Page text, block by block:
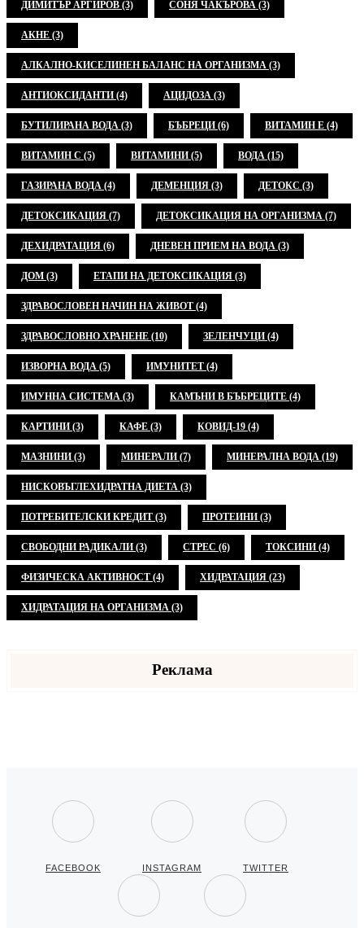
ДИМИТЪР АРГИРОВ (3) СОНЯ ЧАКЪРОВА (3)
АКНЕ (3)
АЛКАЛНО-КИСЕЛИНЕН БАЛАНС НА ОРГАНИЗМА (3)
АНТИОКСИДАНТИ (4) АЦИДОЗА (3)
БУТИЛИРАНА ВОДА (3) БЪБРЕЦИ (6) ВИТАМИН Е (4)
ВИТАМИН С (5) ВИТАМИНИ (5) ВОДА (15)
ГАЗИРАНА ВОДА (4) ДЕМЕНЦИЯ (3) ДЕТОКС (3)
ДЕТОКСИКАЦИЯ (7) ДЕТОКСИКАЦИЯ НА ОРГАНИЗМА (7)
ДЕХИДРАТАЦИЯ (6) ДНЕВЕН ПРИЕМ НА ВОДА (3)
ДОМ (3) ЕТАПИ НА ДЕТОКСИКАЦИЯ (3)
ЗДРАВОСЛОВЕН НАЧИН НА ЖИВОТ (4)
ЗДРАВОСЛОВНО ХРАНЕНЕ (10) ЗЕЛЕНЧУЦИ (4)
ИЗВОРНА ВОДА (5) ИМУНИТЕТ (4)
ИМУННА СИСТЕМА (3) КАМЪНИ В БЪБРЕЦИТЕ (4)
КАРТИНИ (3) КАФЕ (3) КОВИД-19 (4)
МАЗНИНИ (3) МИНЕРАЛИ (7) МИНЕРАЛНА ВОДА (19)
НИСКОВЪГЛЕХИДРАТНА ДИЕТА (3)
ПОТРЕБИТЕЛСКИ КРЕДИТ (3) ПРОТЕИНИ (3)
СВОБОДНИ РАДИКАЛИ (3) СТРЕС (6) ТОКСИНИ (4)
ФИЗИЧЕСКА АКТИВНОСТ (4) ХИДРАТАЦИЯ (23)
ХИДРАТАЦИЯ НА ОРГАНИЗМА (3)
Реклама
FACEBOOK INSTAGRAM TWITTER